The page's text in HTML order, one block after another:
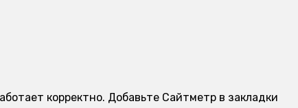
корректно. Добавьте Сайтметр в закладки